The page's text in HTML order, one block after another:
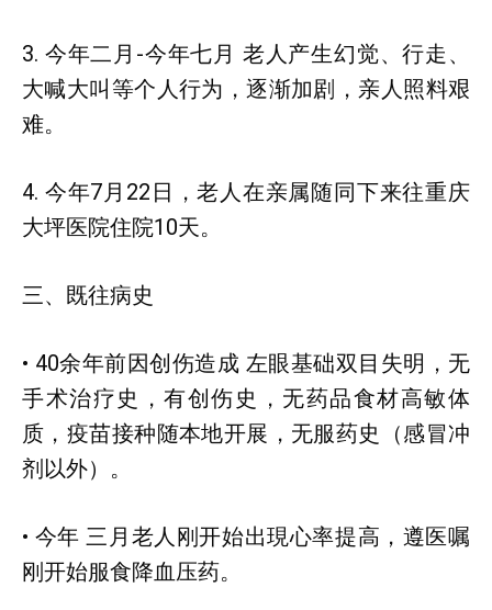
3. 今年二月-今年七月 老人产生幻觉、行走、
大喊大叫等个人行为，逐渐加剧，亲人照料艰
难。
4. 今年7月22日，老人在亲属随同下来往重庆
大坪医院住院10天。
三、既往病史
• 40余年前因创伤造成 左眼基础双目失明，无
手术治疗史，有创伤史，无药品食材高敏体
质，疫苗接种随本地开展，无服药史（感冒冲
剂以外）。
• 今年 三月老人刚开始出現心率提高，遵医嘱
刚开始服食降血压药。